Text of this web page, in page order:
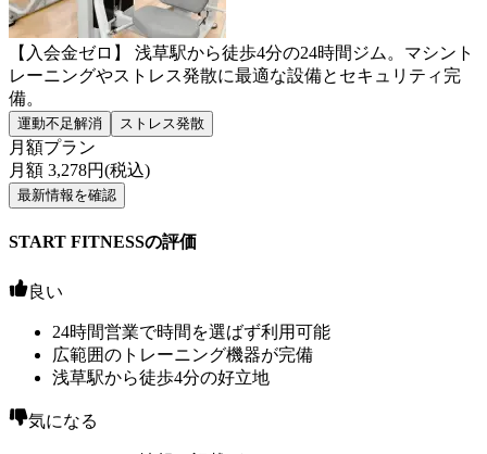
【入会金ゼロ】 浅草駅から徒歩4分の24時間ジム。マシント
レーニングやストレス発散に最適な設備とセキュリティ完
備。
運動不足解消 ストレス発散
月額プラン
月額 3,278円(税込)
最新情報を確認
START FITNESSの評価
良い
24時間営業で時間を選ばず利用可能
広範囲のトレーニング機器が完備
浅草駅から徒歩4分の好立地
気になる